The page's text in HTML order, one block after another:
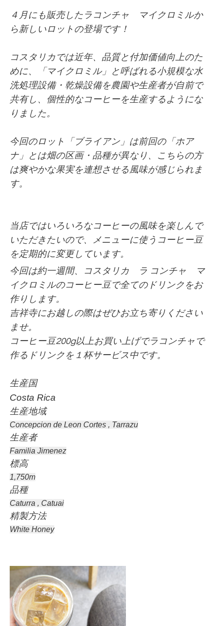
４月にも販売したラコンチャ マイクロミルか
ら新しいロットの登場です！
コスタリカでは近年、品質と付加価値向上のた
めに、「マイクロミル」と呼ばれる小規模な水
洗処理設備・乾燥設備を農園や生産者が自前で
共有し、個性的なコーヒーを生産するようにな
りました。
今回のロット「ブライアン」は前回の「ホア
ナ」とは畑の区画・品種が異なり、こちらの方
は爽やかな果実を連想させる風味が感じられま
す。
当店ではいろいろなコーヒーの風味を楽しんで
いただきたいので、メニューに使うコーヒー豆
を定期的に変更しています。
今回は約一週間、コスタリカ ラ コンチャ マ
イクロミルのコーヒー豆で全てのドリンクをお
作りします。
吉祥寺にお越しの際はぜひお立ち寄りください
ませ。
コーヒー豆200g以上お買い上げでラコンチャで
作るドリンクを１杯サービス中です。
生産国
Costa Rica
生産地域
Concepcion de Leon Cortes , Tarrazu
生産者
Familia Jimenez
標高
1,750m
品種
Caturra , Catuai
精製方法
White Honey